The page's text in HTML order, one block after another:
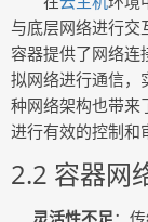
与底层网络进行交
容器提供了网络连
拟网络进行通信，
种网络架构也带来
进行有效的控制和
2.2 容器网
灵活性不足：